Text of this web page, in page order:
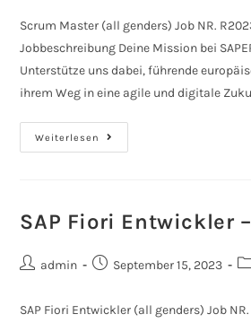
Scrum Master (all genders) Job NR.
Jobbeschreibung Deine Mission bei
Unterstütze uns dabei, führende
ihrem Weg in eine agile und digitale
Weiterlesen
SAP Fiori Entwickler
admin September 15, 2023
SAP Fiori Entwickler (all genders) Job